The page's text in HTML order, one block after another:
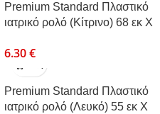
Premium Standard Πλαστικό
ιατρικό ρολό (Κίτρινο) 68 εκ Χ
6.30€
Premium Standard Πλαστικό
ιατρικό ρολό (Λευκό) 55 εκ Χ